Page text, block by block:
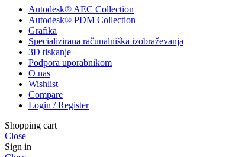
Autodesk® AEC Collection
Autodesk® PDM Collection
Grafika
Specializirana računalniška izobraževanja
3D tiskanje
Podpora uporabnikom
O nas
Wishlist
Compare
Login / Register
Shopping cart
Close
Sign in